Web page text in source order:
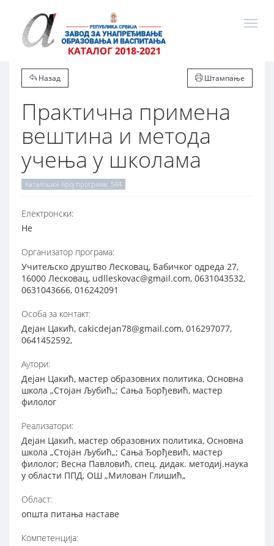
Назад Штампање
Практична примена
вештина и метода
учења у школама
Каталошки број програма: 544
Електронски:
Не
Организатор програма:
Учитељско друштво Лесковац, Бабичког одреда 27,
16000 Лесковац, udlleskovac@gmail.com, 0631043532,
0631043666, 016242091
Особа за контакт:
Дејан Цакић, cakicdejan78@gmail.com, 016297077,
0641452592,
Аутори:
Дејан Цакић, мастер образовних политика, Основна
школа „Стојан Љубић„; Сања Ђорђевић, мастер
филолог
Реализатори:
Дејан Цакић, мастер образовних политика, Основна
школа „Стојан Љубић„; Сања Ђорђевић, мастер
филолог; Весна Павловић, спец. дидак. методиј.наука
у области ППД, ОШ „Милован Глишић„
Област:
општа питања наставе
Компетенција: